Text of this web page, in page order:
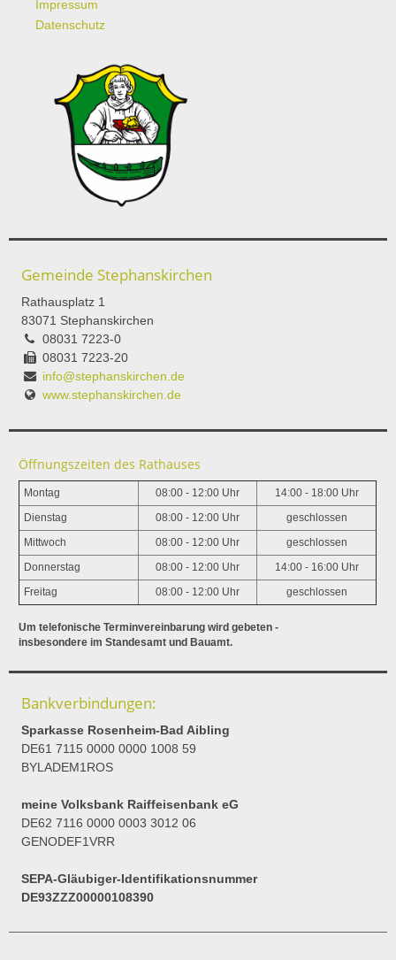
Impressum
Datenschutz
Gemeinde Stephanskirchen
Rathausplatz 1
83071 Stephanskirchen
08031 7223-0
08031 7223-20
info@stephanskirchen.de
www.stephanskirchen.de
Öffnungszeiten des Rathauses
Montag 08:00 - 12:00 Uhr 14:00 - 18:00 Uhr
Dienstag 08:00 - 12:00 Uhr geschlossen
Mittwoch 08:00 - 12:00 Uhr geschlossen
Donnerstag 08:00 - 12:00 Uhr 14:00 - 16:00 Uhr
Freitag 08:00 - 12:00 Uhr geschlossen
Um telefonische Terminvereinbarung wird gebeten -
insbesondere im Standesamt und Bauamt.
Bankverbindungen:
Sparkasse Rosenheim-Bad Aibling
DE61 7115 0000 0000 1008 59
BYLADEM1ROS
meine Volksbank Raiffeisenbank eG
DE62 7116 0000 0003 3012 06
GENODEF1VRR
SEPA-Gläubiger-Identifikationsnummer
DE93ZZZ00000108390